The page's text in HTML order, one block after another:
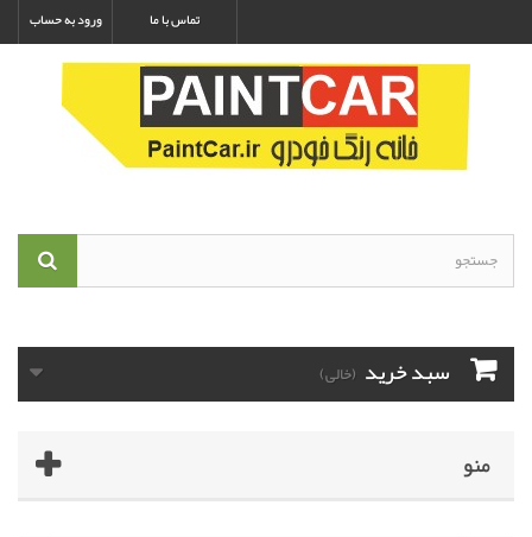
ورود به حساب تماس با ما
سبد خرید (خالی)
منو